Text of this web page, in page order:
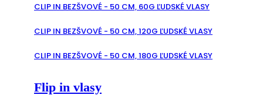
CLIP IN BEZŠVOVÉ - 50 CM, 60G ĽUDSKÉ VLASY
CLIP IN BEZŠVOVÉ - 50 CM, 120G ĽUDSKÉ VLASY
CLIP IN BEZŠVOVÉ - 50 CM, 180G ĽUDSKÉ VLASY
Flip in vlasy